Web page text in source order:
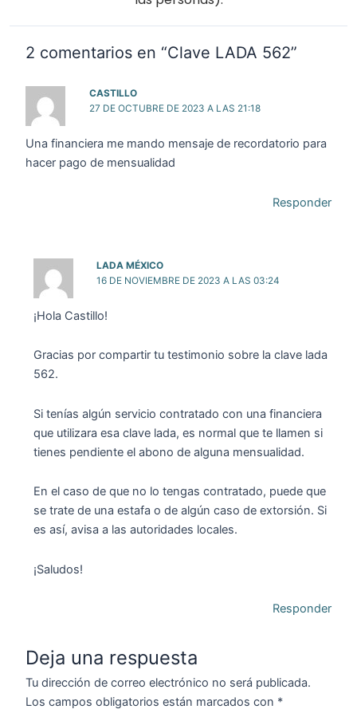
2 comentarios en “Clave LADA 562”
CASTILLO
27 DE OCTUBRE DE 2023 A LAS 21:18
Una financiera me mando mensaje de recordatorio para
hacer pago de mensualidad
Responder
LADA MÉXICO
16 DE NOVIEMBRE DE 2023 A LAS 03:24
¡Hola Castillo!
Gracias por compartir tu testimonio sobre la clave lada
562.
Si tenías algún servicio contratado con una financiera
que utilizara esa clave lada, es normal que te llamen si
tienes pendiente el abono de alguna mensualidad.
En el caso de que no lo tengas contratado, puede que
se trate de una estafa o de algún caso de extorsión. Si
es así, avisa a las autoridades locales.
¡Saludos!
Responder
Deja una respuesta
Tu dirección de correo electrónico no será publicada.
Los campos obligatorios están marcados con *